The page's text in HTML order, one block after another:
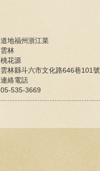
道地福州浙江菜
雲林
桃花源
雲林縣斗六市文化路646巷101號
連絡電話
05-535-3669